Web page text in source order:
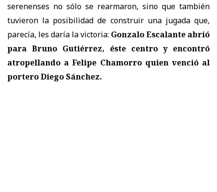
serenenses no sólo se rearmaron, sino que también
tuvieron la posibilidad de construir una jugada que,
parecía, les daría la victoria: Gonzalo Escalante abrió
para Bruno Gutiérrez, éste centro y encontró
atropellando a Felipe Chamorro quien venció al
portero Diego Sánchez.